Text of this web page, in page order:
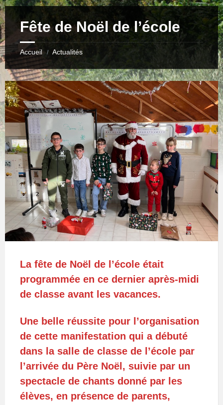
Fête de Noël de l’école
Accueil / Actualités
La fête de Noël de l’école était
programmée en ce dernier après-midi
de classe avant les vacances.
Une belle réussite pour l’organisation
de cette manifestation qui a débuté
dans la salle de classe de l’école par
l’arrivée du Père Noël, suivie par un
spectacle de chants donné par les
élèves, en présence de parents,